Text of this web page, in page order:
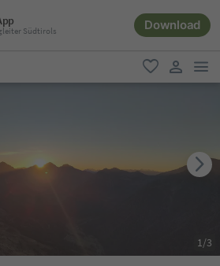
Südtirols Download
favorit
user link
1/3